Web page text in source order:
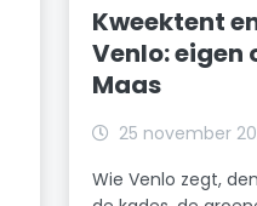
Kweektent
Venlo: eigen
Maas
25 november
Wie Venlo zegt,